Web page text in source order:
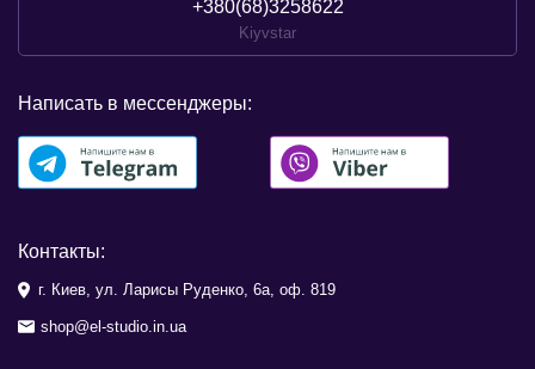
+380(68)3258622
Kiyvstar
Написать в мессенджеры:
Контакты:
г. Киев, ул. Ларисы Руденко, 6а, оф. 819
shop@el-studio.in.ua